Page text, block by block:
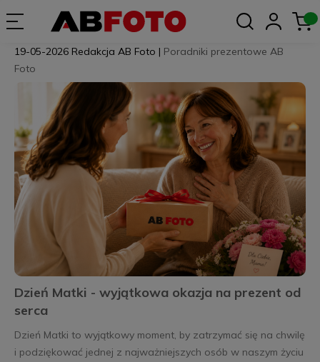
Dzień Matki - wyjątkowa okazja na prezent od
serca
19-05-2026 Redakcja AB Foto | Poradniki prezentowe AB
Foto
Dzień Matki to wyjątkowy moment, by zatrzymać się na chwilę
i podziękować jednej z najważniejszych osób w naszym życiu